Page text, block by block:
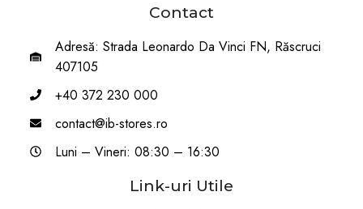
Contact
Adresă: Strada Leonardo Da Vinci FN, Răscruci
407105
+40 372 230 000
contact@ib-stores.ro
Luni – Vineri: 08:30 – 16:30
Link-uri Utile